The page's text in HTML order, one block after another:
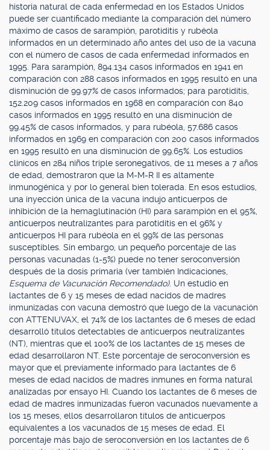
historia natural de cada enfermedad en los Estados Unidos
puede ser cuantificado mediante la comparación del número
máximo de casos de sarampión, parotiditis y rubéola
informados en un determinado año antes del uso de la vacuna
con el número de casos de cada enfermedad informados en
1995. Para sarampión, 894.134 casos informados en 1941 en
comparación con 288 casos informados en 1995 resultó en una
disminución de 99.97% de casos informados; para parotiditis,
152.209 casos informados en 1968 en comparación con 840
casos informados en 1995 resultó en una disminución de
99.45% de casos informados, y para rubéola, 57.686 casos
informados en 1969 en comparación con 200 casos informados
en 1995 resultó en una disminución de 99.65%. Los estudios
clínicos en 284 niños triple seronegativos, de 11 meses a 7 años
de edad, demostraron que la M-M-R II es altamente
inmunogénica y por lo general bien tolerada. En esos estudios,
una inyección única de la vacuna indujo anticuerpos de
inhibición de la hemaglutinación (HI) para sarampión en el 95%,
anticuerpos neutralizantes para parotiditis en el 96% y
anticuerpos HI para rubéola en el 99% de las personas
susceptibles. Sin embargo, un pequeño porcentaje de las
personas vacunadas (1-5%) puede no tener seroconversión
después de la dosis primaria (ver también Indicaciones,
Esquema de Vacunación Recomendado). Un estudio en
lactantes de 6 y 15 meses de edad nacidos de madres
inmunizadas con vacuna demostró que luego de la vacunación
con ATTENUVAX, el 74% de los lactantes de 6 meses de edad
desarrolló títulos detectables de anticuerpos neutralizantes
(NT), mientras que el 100% de los lactantes de 15 meses de
edad desarrollaron NT. Este porcentaje de seroconversión es
mayor que el previamente informado para lactantes de 6
meses de edad nacidos de madres inmunes en forma natural
analizadas por ensayo HI. Cuando los lactantes de 6 meses de
edad de madres inmunizadas fueron vacunados nuevamente a
los 15 meses, ellos desarrollaron títulos de anticuerpos
equivalentes a los vacunados de 15 meses de edad. El
porcentaje más bajo de seroconversión en los lactantes de 6